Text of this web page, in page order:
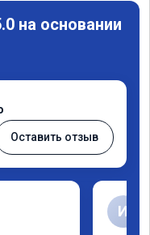
на основании
Оставить отзыв
И